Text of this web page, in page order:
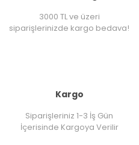
3000 TL ve üzeri
siparişlerinizde kargo bedava!
Kargo
Siparişleriniz 1-3 İş Gün
İçerisinde Kargoya Verilir